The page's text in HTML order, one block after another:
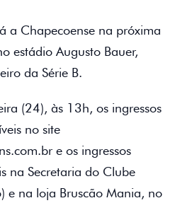
a Chapecoense na próxima
estádio Augusto Bauer,
da Série B.
(24), às 13h, os ingressos
no site
e os ingressos
na Secretaria do Clube
e na loja Bruscão Mania, no